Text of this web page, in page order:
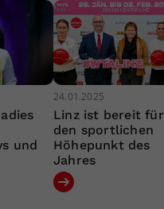
und
24.01.2025
Linz ist bereit für
den sportlichen
Höhepunkt des
Jahres